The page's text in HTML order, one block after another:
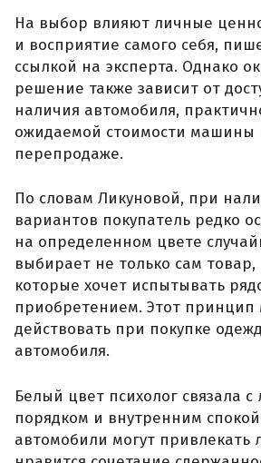
На выбор влияют личные
и восприятие самого себя,
ссылкой на эксперта. Однако
решение также зависит от
наличия автомобиля,
ожидаемой стоимости машины
перепродаже.
По словам Ликуновой, при
вариантов покупатель редко
на определенном цвете
выбирает не только сам
которые хочет испытывать
приобретением. Этот принцип
действовать при покупке
автомобиля.
Белый цвет психолог связала с
порядком и внутренним
автомобили могут привлекать